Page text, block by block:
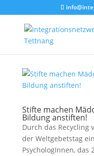
Stifte machen
Bildung anstiften!
Durch das Recycling
der Weltgebetstag
PsychologInnen, das